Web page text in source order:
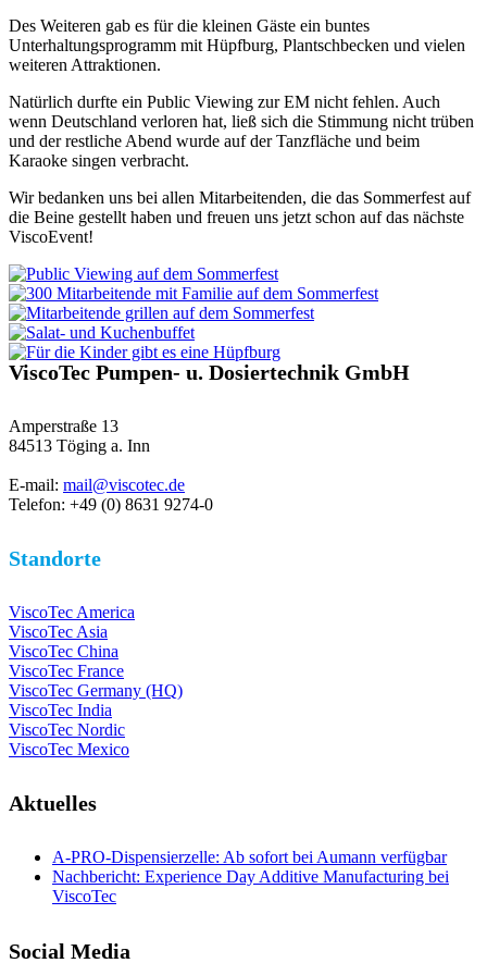
Des Weiteren gab es für die kleinen Gäste ein buntes
Unterhaltungsprogramm mit Hüpfburg, Plantschbecken und vielen
weiteren Attraktionen.
Natürlich durfte ein Public Viewing zur EM nicht fehlen. Auch
wenn Deutschland verloren hat, ließ sich die Stimmung nicht trüben
und der restliche Abend wurde auf der Tanzfläche und beim
Karaoke singen verbracht.
Wir bedanken uns bei allen Mitarbeitenden, die das Sommerfest auf
die Beine gestellt haben und freuen uns jetzt schon auf das nächste
ViscoEvent!
ViscoTec Pumpen- u. Dosiertechnik GmbH
Amperstraße 13
84513 Töging a. Inn
E-mail: mail@viscotec.de
Telefon: +49 (0) 8631 9274-0
Standorte
ViscoTec America
ViscoTec Asia
ViscoTec China
ViscoTec France
ViscoTec Germany (HQ)
ViscoTec India
ViscoTec Nordic
ViscoTec Mexico
Aktuelles
A-PRO-Dispensierzelle: Ab sofort bei Aumann verfügbar
Nachbericht: Experience Day Additive Manufacturing bei
ViscoTec
Social Media